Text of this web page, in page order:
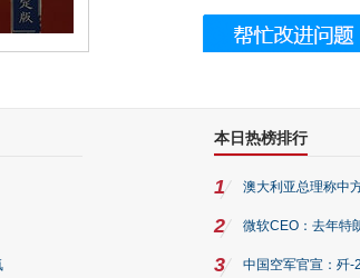
曲奇届的“爱马仕”把你的爱封在罐子里送
本日热榜排行
1 澳大利亚总理称中
2 微软CEO：去年特
3 中国空军官宣：歼-